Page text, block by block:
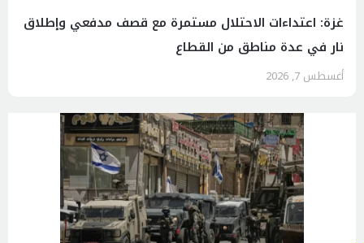
غزة: اعتداءات الاحتلال مستمرة مع قصف مدفعي وإطلاق
نار في عدة مناطق من القطاع
أغسطس 7, 2026